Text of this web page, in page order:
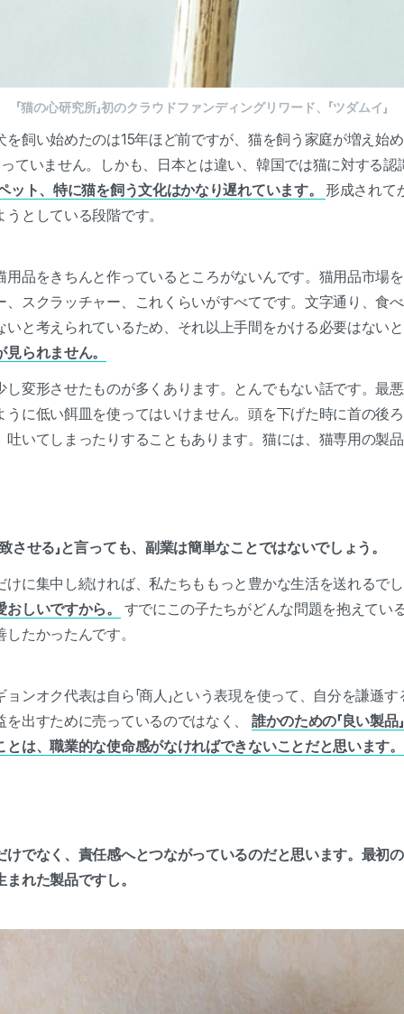
「猫の心研究所」初のクラウドファンディングリワード、「ツダムイ」
を飼い始めたのは15年ほど前ですが、猫を飼う家庭が増え始
ていません。しかも、日本とは違い、韓国では猫に対する認
ット、特に猫を飼う文化はかなり遅れています。 形成されて
としている段階です。
用品をきちんと作っているところがないんです。猫用品市場
、スクラッチャー、これくらいがすべてです。文字通り、食
いと考えられているため、それ以上手間をかける必要はない
られません。
し変形させたものが多くあります。とんでもない話です。最
うに低い餌皿を使ってはいけません。頭を下げた時に首の後
吐いてしまったりすることもあります。猫には、猫専用の製
させる」と言っても、副業は簡単なことではないでしょう。
けに集中し続ければ、私たちももっと豊かな生活を送れるで
しいですから。
すでにこの子たちがどんな問題を抱えてい
たかったんです。
ンオク代表は自ら「商人」という表現を使って、自分を謙遜
出すために売っているのではなく、 誰かのための「良い製
は、職業的な使命感がなければできないことだと思います。
でなく、責任感へとつながっているのだと思います。最初の
れた製品ですし。